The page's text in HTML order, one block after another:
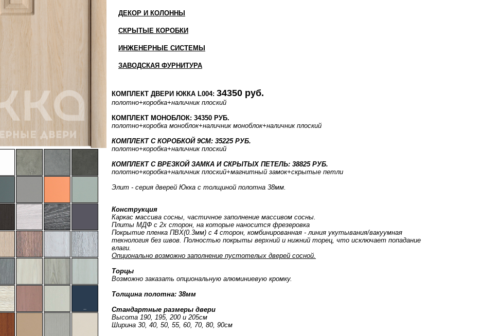
ДЕКОР И КОЛОННЫ
СКРЫТЫЕ КОРОБКИ
ИНЖЕНЕРНЫЕ СИСТЕМЫ
ЗАВОДСКАЯ ФУРНИТУРА
КОМПЛЕКТ ДВЕРИ ЮККА L004: 34350 руб.
полотно+коробка+наличник плоский
КОМПЛЕКТ МОНОБЛОК: 34350 РУБ.
полотно+коробка моноблок+наличник моноблок+наличник плоский
КОМПЛЕКТ С КОРОБКОЙ 9СМ: 35225 РУБ.
полотно+коробка+наличник плоский
КОМПЛЕКТ С ВРЕЗКОЙ ЗАМКА И СКРЫТЫХ ПЕТЕЛЬ: 38825 РУБ.
полотно+коробка+наличник плоский+магнитный замок+скрытые петли
Элит - серия дверей Юкка с толщиной полотна 38мм.
Конструкция
Каркас массива сосны, частичное заполнение массивом сосны.
Плиты МДФ с 2х сторон, на которые наносится фрезеровка
Покрытие пленка ПВХ(0.3мм) с 4 сторон, комбинированная - линия укутывания/вакуумная
технология без швов. Полностью покрыты верхний и нижний торец, что исключает попадание
влаги.
Опционально возможно заполнение пустотелых дверей сосной.
Торцы
Возможно заказать опциональную алюминиевую кромку.
Толщина полотна: 38мм
Стандартные размеры двери
Высота 190, 195, 200 и 205см
Ширина 30, 40, 50, 55, 60, 70, 80, 90см